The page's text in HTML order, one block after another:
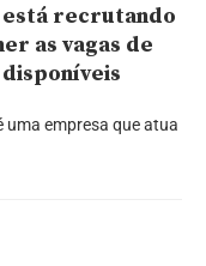
está recrutando
as vagas de
uma empresa que atua